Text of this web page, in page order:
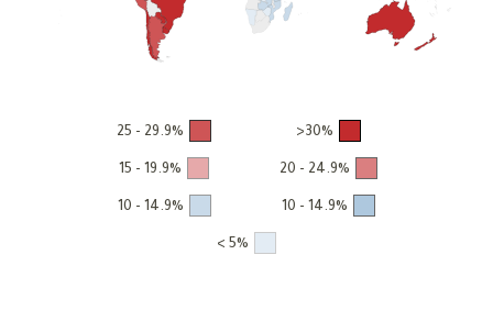
30%<
29.9% - 25
24.9% - 20
19.9% - 15
14.9% - 10
14.9% - 10
5% >